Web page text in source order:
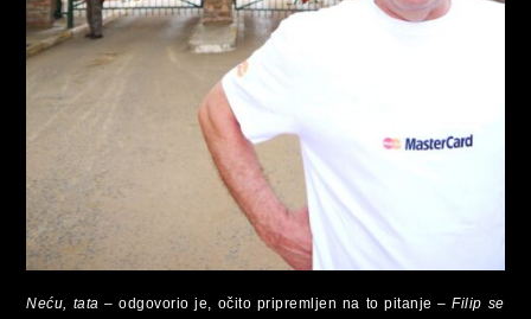
Neću, tata– odgovorio je, očito pripremljen na to pitanje –Filip se